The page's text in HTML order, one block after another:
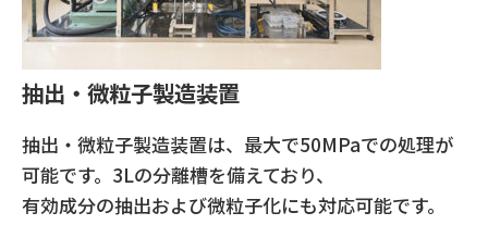
抽出・微粒子製造装置
抽出・微粒子製造装置は、最大で50MPaでの処理が
可能です。3Lの分離槽を備えており、
有効成分の抽出および微粒子化にも対応可能です。